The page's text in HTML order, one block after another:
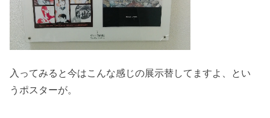
入ってみると今はこんな感じの展示替してますよ、とい
うポスターが。